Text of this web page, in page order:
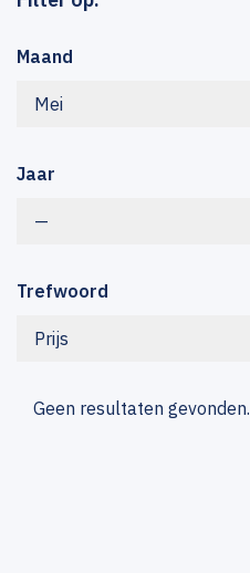
Maand
Mei
Jaar
—
Trefwoord
Prijs
Geen resultaten gevonden.